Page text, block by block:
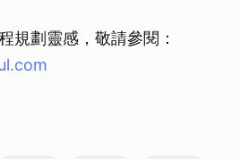
規劃靈感，敬請參閱：